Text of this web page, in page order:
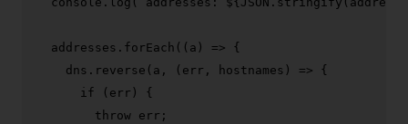
  addresses.
forEach ( ( a ) => {
    dns.
reverse (a, ( err, hostnames ) => {
if (err) {
throw err;